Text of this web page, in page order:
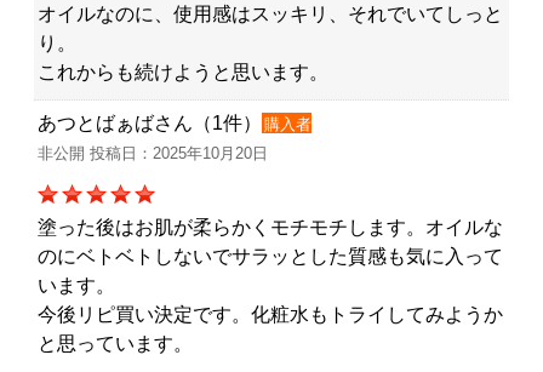
オイルなのに、使用感はスッキリ、それでいてしっと
り。
これからも続けようと思います。
あつとばぁばさん（1件）
購入者
非公開 投稿日：2025年10月20日
塗った後はお肌が柔らかくモチモチします。オイルな
のにベトベトしないでサラッとした質感も気に入って
います。
今後リピ買い決定です。化粧水もトライしてみようか
と思っています。